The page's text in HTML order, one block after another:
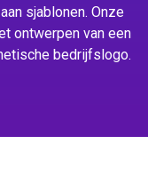
sjablonen. Onze
ontwerpen van een
bedrijfslogo.